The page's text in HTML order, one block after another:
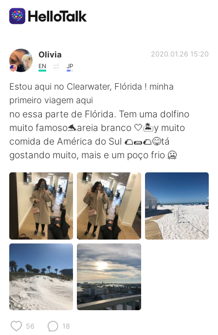
Language Exchange App
AI Grammar Checker
English
简体中文 繁體中文
Español العربية
Français Deutsch
日本語 한국어
Русский ไทย
Indonesia Italiano
Türkçe Tiếng Việt
Olivia
EN JP
2020.01.26 15:20
Estou aqui no Clearwater, Flórida ! minha
primeiro viagem aqui
no essa parte de Flórida. Tem uma dolfino
muito famoso🐬areia branco 🤍🏝y muito
comida de América do Sul 🌮🌯🌮😋tá
gostando muito, mais e um poço frio 🥶
56 18